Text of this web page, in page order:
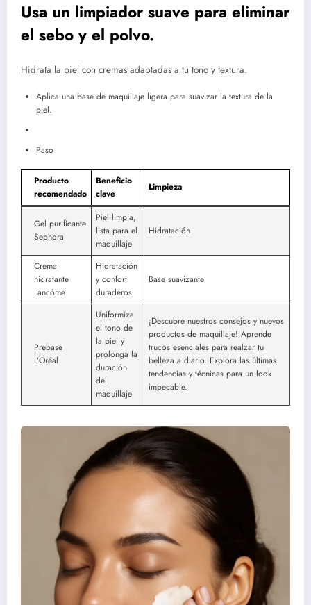
Usa un limpiador suave para eliminar
el sebo y el polvo.
Hidrata la piel con cremas adaptadas a tu tono y textura.
Aplica una base de maquillaje ligera para suavizar la textura de la
piel.
Paso
Producto
recomendado
Beneficio
clave
Limpieza
Gel purificante
Sephora
Piel limpia,
lista para el
maquillaje
Hidratación
Crema
hidratante
Lancôme
Hidratación
y confort
duraderos
Base suavizante
Prebase
L’Oréal
Uniformiza
el tono de
la piel y
prolonga la
duración
del
maquillaje
¡Descubre nuestros consejos y nuevos
productos de maquillaje! Aprende
trucos esenciales para realzar tu
belleza a diario. Explora las últimas
tendencias y técnicas para un look
impecable.